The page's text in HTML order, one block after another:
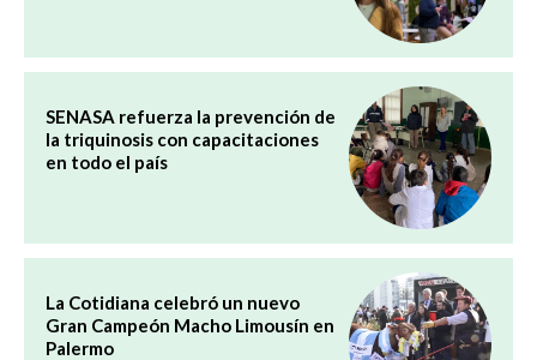
SENASA refuerza la prevención de
la triquinosis con capacitaciones
en todo el país
La Cotidiana celebró un nuevo
Gran Campeón Macho Limousín en
Palermo